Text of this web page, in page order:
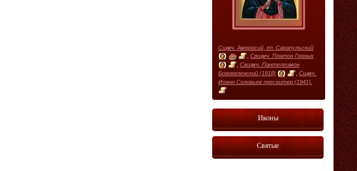
Сщмч. Амвросий, еп. Сарапульский
Свщмч. Платон Горных
Свщмч. Пантелеимон
Богоявленский (1918)
Сщмч.
Иоанн Соловьев пресвитер (1941).
Иконы
Святые